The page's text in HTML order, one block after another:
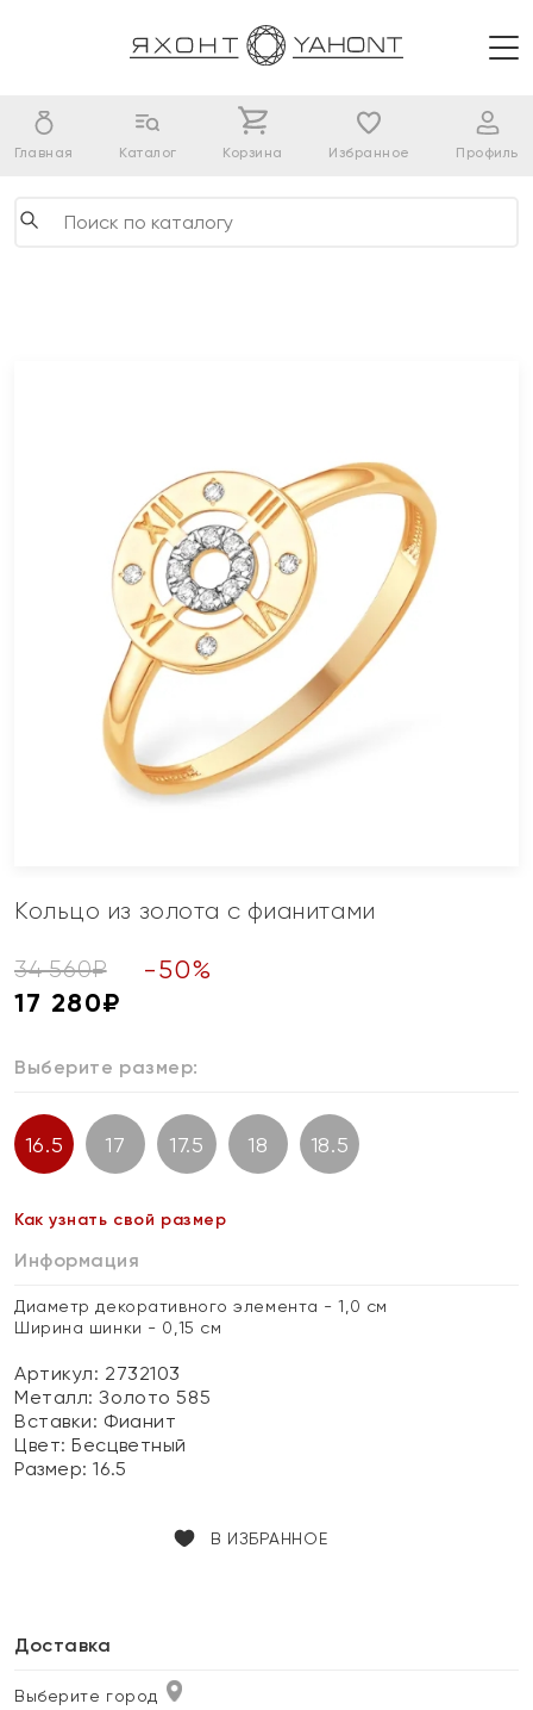
Главная Каталог Корзина Избранное Профиль
Кольцо из золота с фианитами
34 560₽ -50%
17 280₽
Выберите размер:
16.5 17 17.5 18 18.5
Как узнать свой размер
Информация
Диаметр декоративного элемента - 1,0 см
Ширина шинки - 0,15 см
Артикул: 2732103
Металл:Золото 585
Вставки: Фианит
Цвет:Бесцветный
Размер:16.5
В ИЗБРАННОЕ
Доставка
Выберите город